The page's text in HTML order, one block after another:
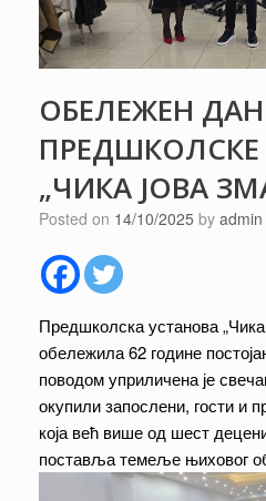
ОБЕЛЕЖЕН ДАН
ПРЕДШКОЛСКЕ
„ЧИКА ЈОВА
Posted on 14/10/2025 by admin
Предшколска установа „Чика
обележила 62 године
поводом уприличена је
окупили запослени, гости и
која већ више од шест
поставља темеље њиховог